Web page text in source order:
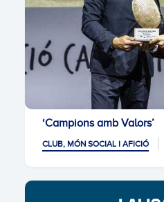
‘Campions amb Valors’
CLUB, MÓN SOCIAL I AFICIÓ